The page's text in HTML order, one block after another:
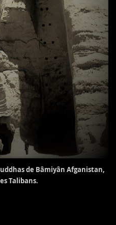
de Bâmiyân Afganistan,
Talibans.